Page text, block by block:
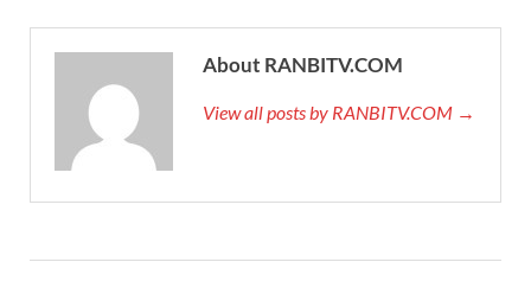
About RANBITV.COM
View all posts by RANBITV.COM →